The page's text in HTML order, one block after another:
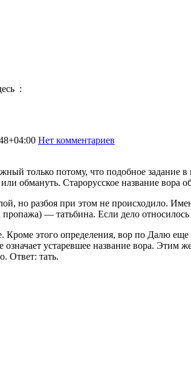
:
Нет комментариев
только потому, что подобное задание
обмануть. Старорусское название вора
но разбоя при этом не происходило.
— татьбина. Если дело относилось
этого определения, вор по Далю еще
означает устаревшее название вора.
Ответ: тать.